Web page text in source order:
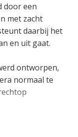
door een
met zacht
daarbij het
en uit gaat.
ontworpen,
normaal te